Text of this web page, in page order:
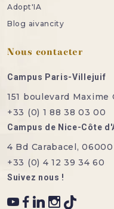
Adopt'IA
Blog aivancity
Nous contacter
Campus Paris-Villejuif
151 boulevard
+33 (0) 1 88 38 03 00
Campus de Nice-Côte
4 Bd Carabacel,
+33 (0) 4 12 39 34 60
Suivez nous !